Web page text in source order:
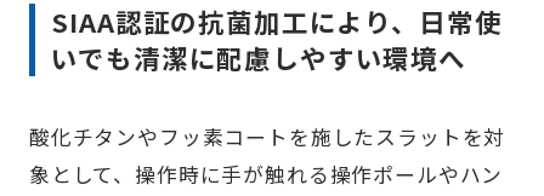
SIAA認証の抗菌加工により、日常使
いでも清潔に配慮しやすい環境へ
酸化チタンやフッ素コートを施したスラットを対
象として、操作時に手が触れる操作ポールやハン